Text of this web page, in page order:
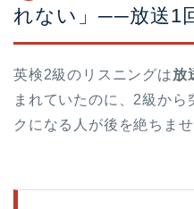
れない」──放送1
英検2級のリスニングは放
まれていたのに、2級から
クになる人が後を絶ちませ